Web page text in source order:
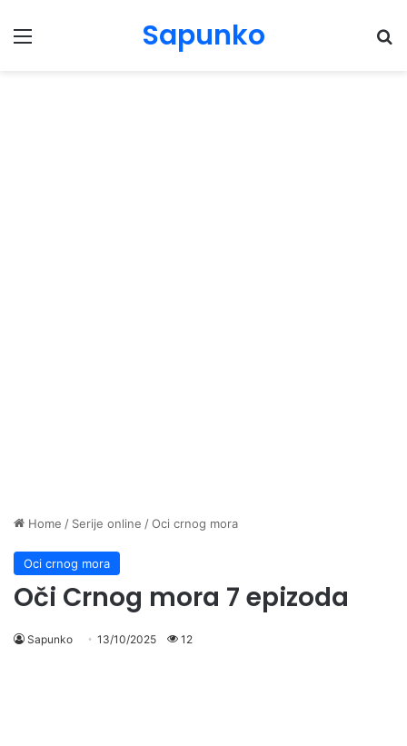
Menu Sapunko
Home / Serije online /Oci crnog mora
Oci crnog mora
Oči Crnog mora 7 epizoda
Sapunko 13/10/2025 12